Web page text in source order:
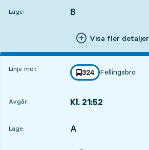
Läge:
LÄGE, B
,
Visa fler detaljer
Linje mot: linje
324
mot
Fellingsbro
,
Avgår: Kl. 21:52
Läge:
LÄGE, A
,